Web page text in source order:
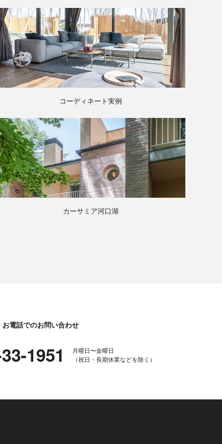
コーディネート実例
カーサミア河口湖
お電話でのお問い合わせ
1951
月曜日〜金曜日
（祝日・長期休業などを除く）